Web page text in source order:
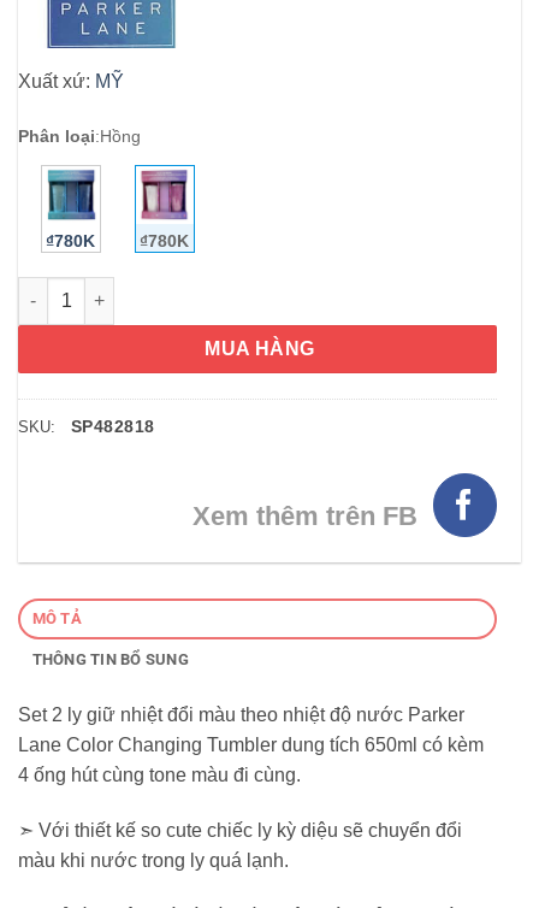
Xuất xứ: MỸ
Phân loại:Hồng
₫780K ₫780K
Set 2 ly đổi màu Parker Lane Color Changing Tumbler 650ml
MUA HÀNG
SKU: SP482818
Xem thêm trên FB
MÔ TẢ
THÔNG TIN BỔ SUNG
Set 2 ly giữ nhiệt đổi màu theo nhiệt độ nước Parker
Lane Color Changing Tumbler dung tích 650ml có kèm
4 ống hút cùng tone màu đi cùng.
➣ Với thiết kế so cute chiếc ly kỳ diệu sẽ chuyển đổi
màu khi nước trong ly quá lạnh.